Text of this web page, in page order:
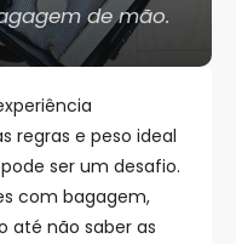
de mão.
regras e peso ideal
ser um desafio.
com bagagem,
até não saber as